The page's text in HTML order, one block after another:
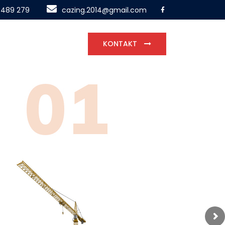
279 cazing.2014@gmail.com
KONTAKT
01